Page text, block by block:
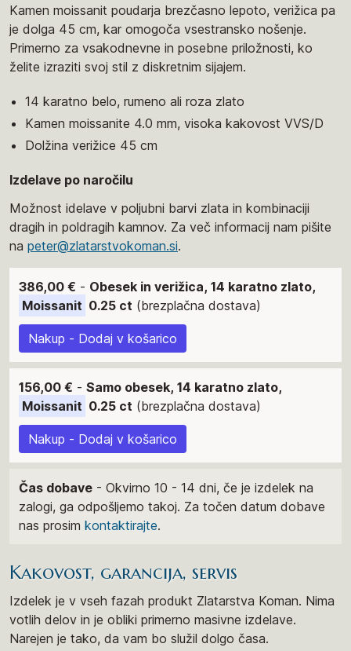
Kamen moissanit poudarja brezčasno lepoto, verižica pa
je dolga 45 cm, kar omogoča vsestransko nošenje.
Primerno za vsakodnevne in posebne priložnosti, ko
želite izraziti svoj stil z diskretnim sijajem.
14 karatno belo, rumeno ali roza zlato
Kamen moissanite 4.0 mm, visoka kakovost VVS/D
Dolžina verižice 45 cm
Izdelave po naročilu
Možnost idelave v poljubni barvi zlata in kombinaciji
dragih in poldragih kamnov. Za več informacij nam pišite
na peter@zlatarstvokoman.si.
386,00 € - Obesek in verižica, 14 karatno zlato,
Moissanit 0.25 ct (brezplačna dostava)
Nakup - Dodaj v košarico
156,00 € - Samo obesek, 14 karatno zlato,
Moissanit 0.25 ct (brezplačna dostava)
Nakup - Dodaj v košarico
Čas dobave - Okvirno 10 - 14 dni, če je izdelek na
zalogi, ga odpošljemo takoj. Za točen datum dobave
nas prosim kontaktirajte.
Kakovost, garancija, servis
Izdelek je v vseh fazah produkt Zlatarstva Koman. Nima
votlih delov in je obliki primerno masivne izdelave.
Narejen je tako, da vam bo služil dolgo časa.